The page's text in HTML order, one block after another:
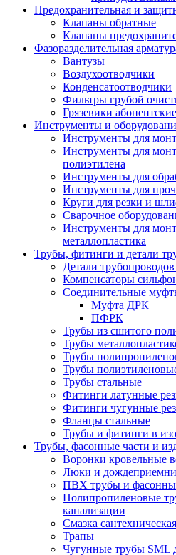
Предохранительная и
Клапаны обратные
Клапаны
Фазоразделительная
Вантузы
Воздухоотводчики
Конденсатоотводчики
Фильтры грубой
Грязевики абонентские
Инструменты и
Инструменты для
Инструменты для
полиэтилена
Инструменты для
Инструменты для
Круги для резки и
Сварочное
Инструменты для
металлопластика
Трубы, фитинги и детали
Детали
Компенсаторы
Соединительные
Муфта ДРК
ПФРК
Трубы из сшитого
Трубы
Трубы
Трубы
Трубы стальные
Фитинги латунные
Фитинги чугунные
Фланцы стальные
Трубы и фитинги в
Трубы, фасонные части и
Воронки кровельные
Люки и
ПВХ трубы и
Полипропиленовые
канализации
Смазка сантехническая
Трапы
Чугунные трубы SML